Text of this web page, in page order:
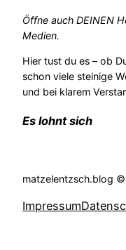
Öffne auch DEINEN
Medien.
Hier tust du es – ob
schon viele steinige
und bei klarem
Es lohnt sich
matzelentzsch.blog
Impressum